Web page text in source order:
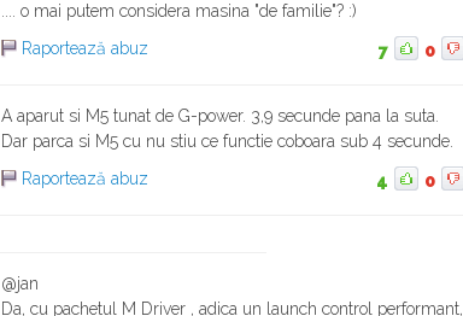
.... o mai putem considera masina "de familie"? :)
Raportează abuz
7 0
A aparut si M5 tunat de G-power. 3,9 secunde pana la suta.
Dar parca si M5 cu nu stiu ce functie coboara sub 4 secunde.
Raportează abuz
4 0
@jan
Da, cu pachetul M Driver , adica un launch control performant,